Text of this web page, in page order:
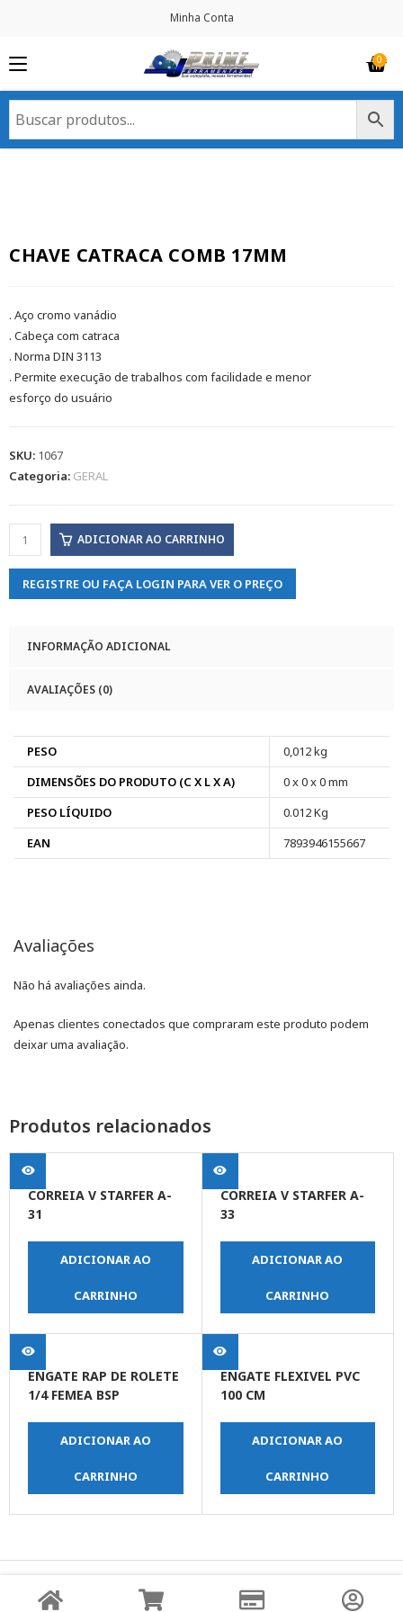
Minha Conta
CHAVE CATRACA COMB 17MM
. Aço cromo vanádio
. Cabeça com catraca
. Norma DIN 3113
. Permite execução de trabalhos com facilidade e menor
esforço do usuário
SKU: 1067
Categoria: GERAL
ADICIONAR AO CARRINHO
REGISTRE OU FAÇA LOGIN PARA VER O PREÇO
INFORMAÇÃO ADICIONAL
AVALIAÇÕES (0)
PESO
0,012 kg
DIMENSÕES DO PRODUTO (C X L X A)
0 x 0 x 0 mm
PESO LÍQUIDO
0.012 Kg
EAN
7893946155667
Avaliações
Não há avaliações ainda.
Apenas clientes conectados que compraram este produto podem
deixar uma avaliação.
Produtos relacionados
CORREIA V STARFER A-
31
ADICIONAR AO
CARRINHO
CORREIA V STARFER A-
33
ADICIONAR AO
CARRINHO
ENGATE RAP DE ROLETE
1/4 FEMEA BSP
ADICIONAR AO
CARRINHO
ENGATE FLEXIVEL PVC
100 CM
ADICIONAR AO
CARRINHO
© Copyright JPrime Ferramentas - Todos os Direitos
Reservados - Desenvolvido por UNO Studio Digital.